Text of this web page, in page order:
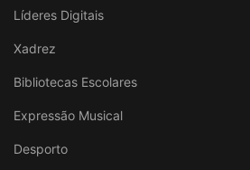
Líderes Digitais
Xadrez
Bibliotecas Escolares
Expressão Musical
Desporto